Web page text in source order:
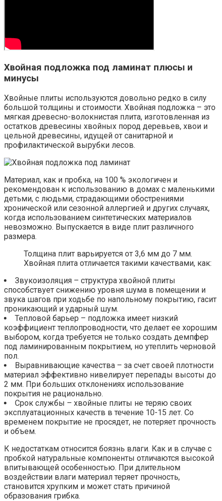
Хвойная подложка под ламинат плюсы и
минусы
Хвойные плиты используются довольно редко в силу
большой толщины и стоимости. Хвойная подложка – это
мягкая древесно-волокнистая плита, изготовленная из
остатков древесины хвойных пород деревьев, хвои и
цельной древесины, идущей от санитарной и
профилактической вырубки лесов.
Материал, как и пробка, на 100 % экологичен и
рекомендован к использованию в домах с маленькими
детьми, с людьми, страдающими обострениями
хронической или сезонной аллергией и других случаях,
когда использованием синтетических материалов
невозможно. Выпускается в виде плит различного
размера.
Толщина плит варьируется от 3,6 мм до 7 мм.
Хвойная плита отличается такими качествами, как:
Звукоизоляция – структура хвойной плиты
способствует снижению уровня шума в помещении и
звука шагов при ходьбе по напольному покрытию, гасит
проникающий и ударный шум.
Тепловой барьер – подложка имеет низкий
коэффициент теплопроводности, что делает ее хорошим
выбором, когда требуется не только создать демпфер
под ламинированным покрытием, но утеплить черновой
пол.
Выравнивающие качества – за счет своей плотности
материал эффективно нивелирует перепады высоты до
2 мм. При больших отклонениях использование
покрытия не рационально.
Срок службы – хвойные плиты не теряю своих
эксплуатационных качеств в течение 10-15 лет. Со
временем покрытие не просядет, не потеряет прочность
и объем.
К недостаткам относится боязнь влаги. Как и в случае с
пробкой натуральные компоненты отличаются высокой
впитывающей особенностью. При длительном
воздействии влаги материал теряет прочность,
становится хрупким и может стать причиной
образования грибка.